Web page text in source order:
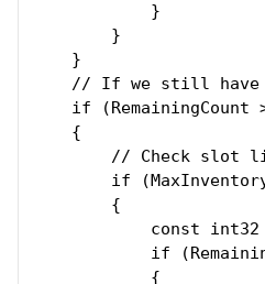
            }
        }
    }
// If we still
if (RemainingCount
    {
// Check slot
if
        {
const
if
            {